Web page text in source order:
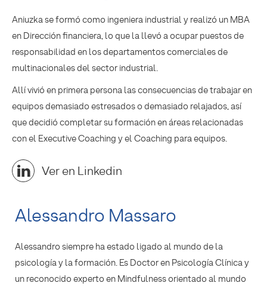
Aniuzka se formó como ingeniera industrial y realizó un MBA
en Dirección financiera, lo que la llevó a ocupar puestos de
responsabilidad en los departamentos comerciales de
multinacionales del sector industrial.
Allí vivió en primera persona las consecuencias de trabajar en
equipos demasiado estresados o demasiado relajados, así
que decidió completar su formación en áreas relacionadas
con el Executive Coaching y el Coaching para equipos.
Ver en Linkedin
Alessandro Massaro
Alessandro siempre ha estado ligado al mundo de la
psicología y la formación. Es Doctor en Psicología Clínica y
un reconocido experto en Mindfulness orientado al mundo